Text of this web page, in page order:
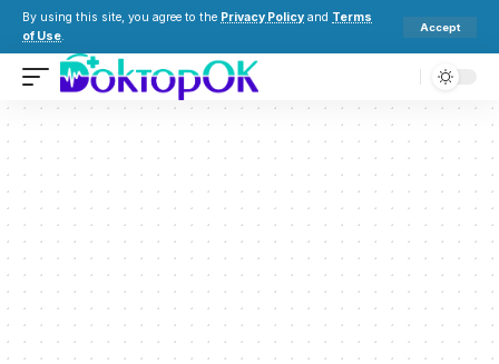
By using this site, you agree to the Privacy Policy and Terms
of Use.
Accept